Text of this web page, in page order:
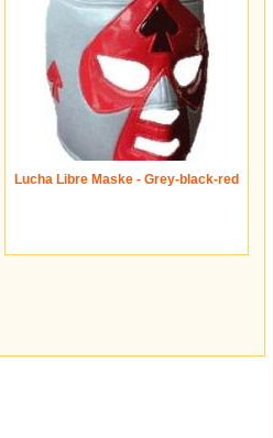
Lucha Libre Maske - Grey-black-red